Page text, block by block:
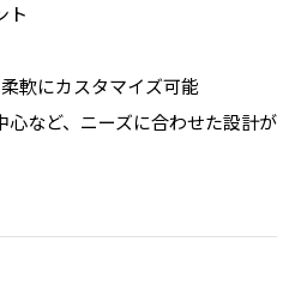
ト
軟にカスタマイズ可能
など、ニーズに合わせた設計が